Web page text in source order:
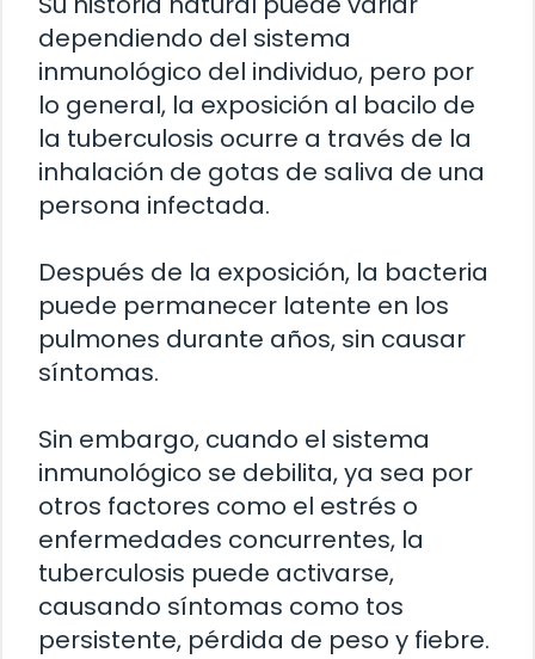
dependiendo del sistema
inmunológico del individuo, pero por
lo general, la exposición al bacilo de
la tuberculosis ocurre a través de la
inhalación de gotas de saliva de una
persona infectada.
Después de la exposición, la bacteria
puede permanecer latente en los
pulmones durante años, sin causar
síntomas.
Sin embargo, cuando el sistema
inmunológico se debilita, ya sea por
otros factores como el estrés o
enfermedades concurrentes, la
tuberculosis puede activarse,
causando síntomas como tos
persistente, pérdida de peso y fiebre.